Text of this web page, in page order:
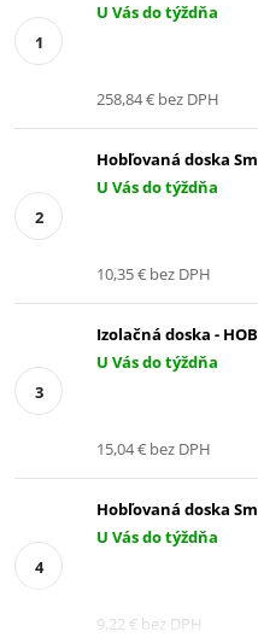
U Vás do týždňa
258,84 € bez DPH
Hobľovaná doska
U Vás do týždňa
10,35 € bez DPH
Izolačná doska -
U Vás do týždňa
15,04 € bez DPH
Hobľovaná doska
U Vás do týždňa
9,22 € bez DPH